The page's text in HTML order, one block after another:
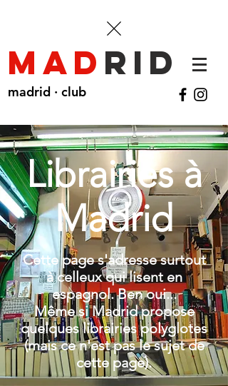
mad rid
madrid · club
Librairies à
Madrid
Cette page s'adresse surtout
à celleux qui lisent en
espagnol. Ben oui...
Même si Madrid propose
quelques librairies polyglotes
(mais ce n'est pas le sujet de
cette page).